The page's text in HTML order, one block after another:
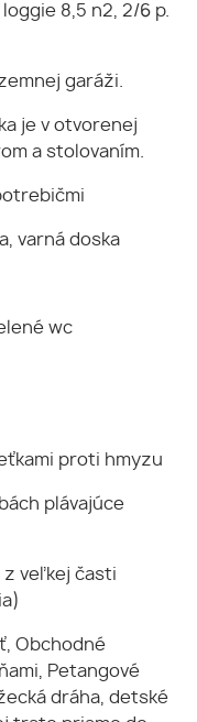
8,5 n2, 2/6 p.
garáži.
je v otvorenej
a stolovaním.
varná doska
wc
proti hmyzu
plávajúce
veľkej časti
Obchodné
Petangové
dráha, detské